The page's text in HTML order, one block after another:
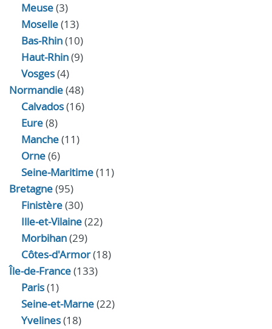
Meuse(3)
Moselle(13)
Bas-Rhin(10)
Haut-Rhin(9)
Vosges(4)
Normandie(48)
Calvados(16)
Eure(8)
Manche(11)
Orne(6)
Seine-Maritime(11)
Bretagne(95)
Finistère(30)
Ille-et-Vilaine(22)
Morbihan(29)
Côtes-d'Armor(18)
Île-de-France(133)
Paris(1)
Seine-et-Marne(22)
Yvelines(18)